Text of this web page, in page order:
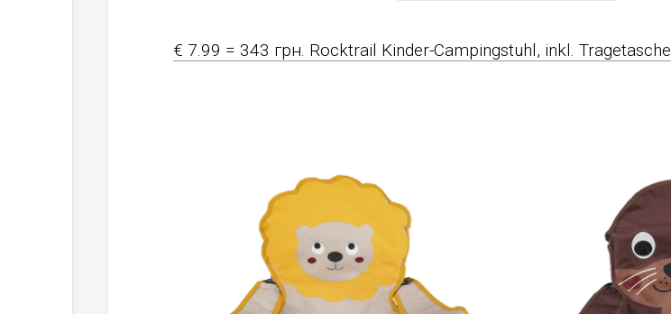
€ 7.99 = 343 грн. Rocktrail Kinder-Campingstuhl, inkl. Tragetasche